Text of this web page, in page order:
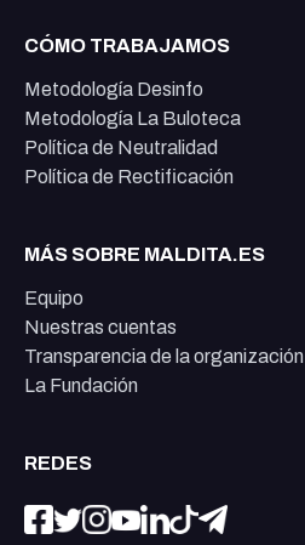
CÓMO TRABAJAMOS
Metodología Desinfo
Metodología La Buloteca
Política de Neutralidad
Política de Rectificación
MÁS SOBRE MALDITA.ES
Equipo
Nuestras cuentas
Transparencia de la organización
La Fundación
REDES